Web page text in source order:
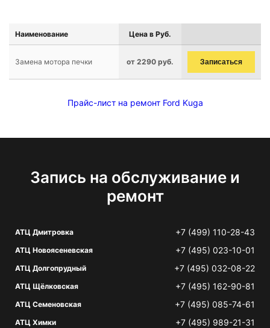
Наименование Цена в Руб.
Замена мотора печки от 2290 руб. Записаться
Прайс-лист на ремонт Ford Kuga
Запись на обслуживание и
ремонт
АТЦ Дмитровка +7 (499) 110-28-43
АТЦ Новоясеневская +7 (495) 023-10-01
АТЦ Долгопрудный +7 (495) 032-08-22
АТЦ Щёлковская +7 (495) 162-90-81
АТЦ Семеновская +7 (495) 085-74-61
АТЦ Химки +7 (495) 989-21-31